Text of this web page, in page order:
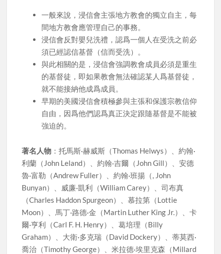
一般來說，浸信會主張地方教會的獨立自主，每
間地方教會應管理自己的事務。
浸信會反對嬰兒洗禮，認爲一個人在受洗之前必
須已經認信基督（信而受洗）。
與此相關的是，浸信會強調教會成員必須是重生
的基督徒，即如果教會無法確認某人爲基督徒，
就不能接納他成爲成員。
早期的美國浸信會積極參與主張和保護宗教信仰
自由，因爲他們認爲真正決定跟隨基督是不能被
強迫的。
著名人物 ：托馬斯·赫威斯（Thomas Helwys）、約翰·
利蘭（John Leland）、約翰·吉爾（John Gill）、安德
魯·富勒（Andrew Fuller）、約翰·班揚（, John
Bunyan）、威廉·凱利（William Carey）、司布真
（Charles Haddon Spurgeon）、慕拉第（Lottie
Moon）、馬丁·路德·金（Martin Luther King Jr.）、卡
爾·亨利（Carl F. H. Henry）、葛培理（Billy
Graham）、大衛·多克瑞（David Dockery）、蒂莫西·
喬治（Timothy George）、米拉德·埃里克森（Millard